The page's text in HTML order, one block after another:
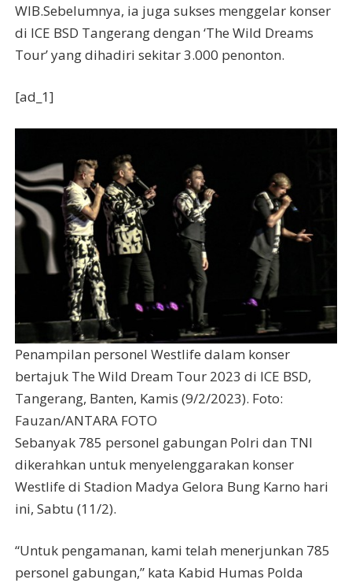
WIB.Sebelumnya, ia juga sukses menggelar konser
di ICE BSD Tangerang dengan ‘The Wild Dreams
Tour’ yang dihadiri sekitar 3.000 penonton.
[ad_1]
Penampilan personel Westlife dalam konser
bertajuk The Wild Dream Tour 2023 di ICE BSD,
Tangerang, Banten, Kamis (9/2/2023). Foto:
Fauzan/ANTARA FOTO
Sebanyak 785 personel gabungan Polri dan TNI
dikerahkan untuk menyelenggarakan konser
Westlife di Stadion Madya Gelora Bung Karno hari
ini, Sabtu (11/2).
“Untuk pengamanan, kami telah menerjunkan 785
personel gabungan,” kata Kabid Humas Polda